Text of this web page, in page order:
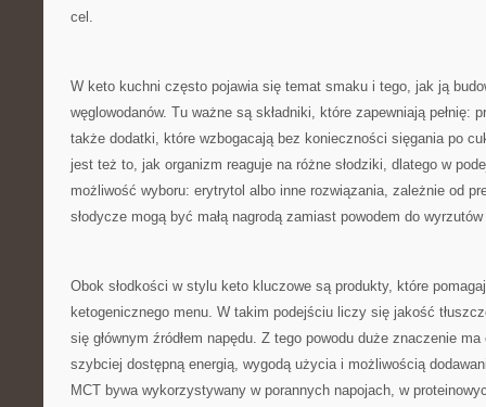
cel.
W keto kuchni często pojawia się temat smaku i tego, jak ją
węglowodanów. Tu ważne są składniki, które zapewniają pełnię:
także dodatki, które wzbogacają bez konieczności sięgania po
jest też to, jak organizm reaguje na różne słodziki, dlatego w
możliwość wyboru: erytrytol albo inne rozwiązania, zależnie od
słodycze mogą być małą nagrodą zamiast powodem do
Obok słodkości w stylu keto kluczowe są produkty, które
ketogenicznego menu. W takim podejściu liczy się jakość
się głównym źródłem napędu. Z tego powodu duże znaczenie
szybciej dostępną energią, wygodą użycia i możliwością
MCT bywa wykorzystywany w porannych napojach, w